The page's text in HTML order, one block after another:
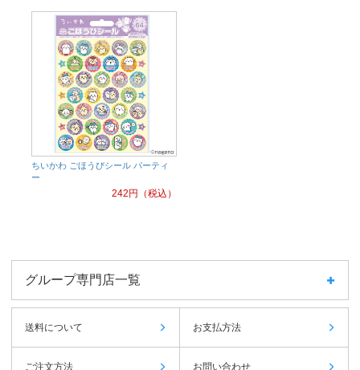
ちいかわ ごほうびシール パーティ
ー
242円（税込）
グループ専門店一覧
送料について お支払方法
ご注文方法 お問い合わせ